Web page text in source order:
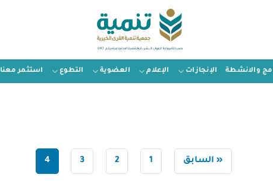
والانشطة الإنجازات الإعلام العضوية التطوع استثمر معنا
« السابق 1
2
3
4